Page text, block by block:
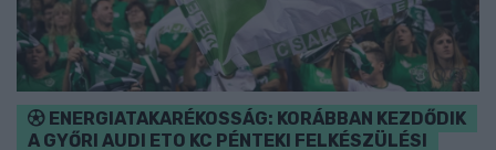
ENERGIATAKARÉKOSSÁG: KORÁBBAN KEZDŐDIK
A GYŐRI AUDI ETO KC PÉNTEKI FELKÉSZÜLÉSI